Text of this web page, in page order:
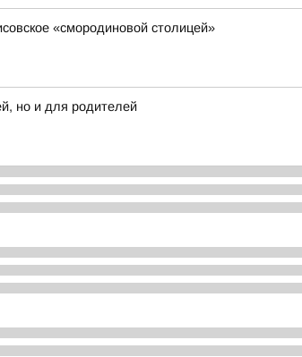
«смородиновой столицей»
но и для родителей